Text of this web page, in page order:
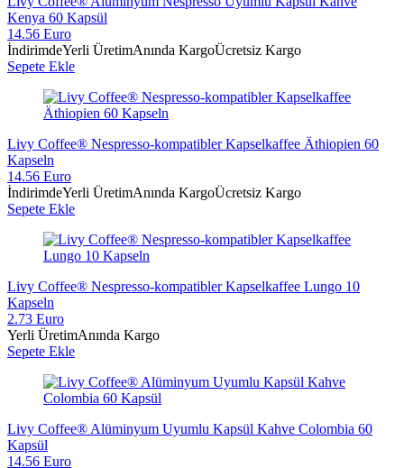
Kenya 60 Kapsül
14.56 Euro
İndirimdeYerli ÜretimAnında KargoÜcretsiz Kargo
Sepete Ekle
Livy Coffee® Nespresso-kompatibler Kapselkaffee Äthiopien 60
Kapseln
14.56 Euro
İndirimdeYerli ÜretimAnında KargoÜcretsiz Kargo
Sepete Ekle
Livy Coffee® Nespresso-kompatibler Kapselkaffee Lungo 10
Kapseln
2.73 Euro
Yerli ÜretimAnında Kargo
Sepete Ekle
Livy Coffee® Alüminyum Uyumlu Kapsül Kahve Colombia 60
Kapsül
14.56 Euro